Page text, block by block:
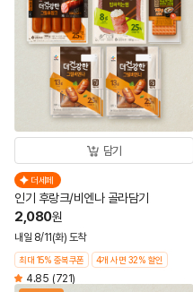
담기
더세페
인기 후랑크/비엔나 골라담기
2,080원
내일 8/11(화) 도착
최대 15% 중복쿠폰 4개 사면 32% 할인
4.85 (721)